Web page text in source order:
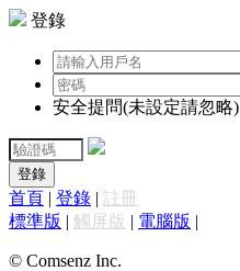
登錄
安全提問(未設定請忽略)
登錄
首頁 | 登錄 | 註冊
標準版 | 觸屏版 | 電腦版 |
© Comsenz Inc.